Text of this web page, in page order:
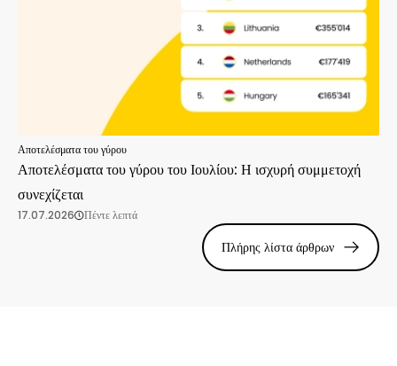
Αποτελέσματα του γύρου
Αποτελέσματα του γύρου του Ιουλίου: Η ισχυρή συμμετοχή
συνεχίζεται
17.07.2026 Πέντε λεπτά
Πλήρης λίστα άρθρων